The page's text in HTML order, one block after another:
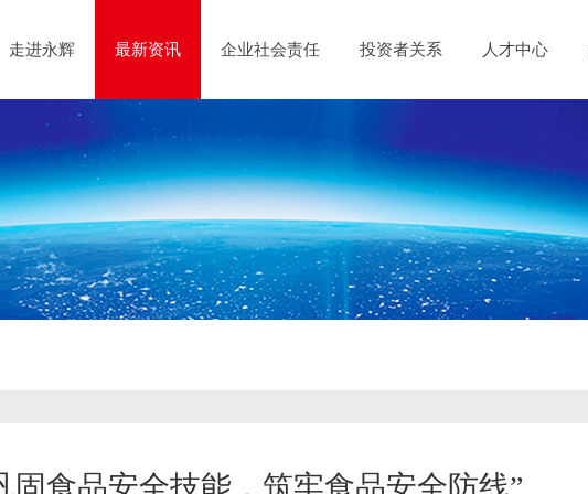
走进永辉 最新资讯 企业社会责任 投资者关系 人才中心
固食品安全技能，筑牢食品安全防线”